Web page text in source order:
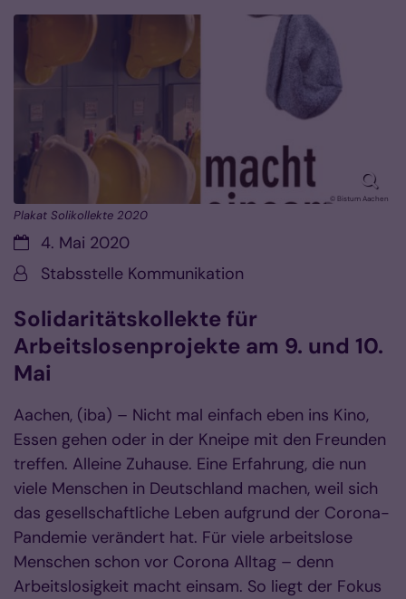
© Bistum Aachen
Plakat Solikollekte 2020
Datum:4. Mai 2020
Von:Stabsstelle Kommunikation
Solidaritätskollekte für
Arbeitslosenprojekte am 9. und 10.
Mai
Aachen, (iba) – Nicht mal einfach eben ins Kino,
Essen gehen oder in der Kneipe mit den Freunden
treffen. Alleine Zuhause. Eine Erfahrung, die nun
viele Menschen in Deutschland machen, weil sich
das gesellschaftliche Leben aufgrund der Corona-
Pandemie verändert hat. Für viele arbeitslose
Menschen schon vor Corona Alltag – denn
Arbeitslosigkeit macht einsam. So liegt der Fokus